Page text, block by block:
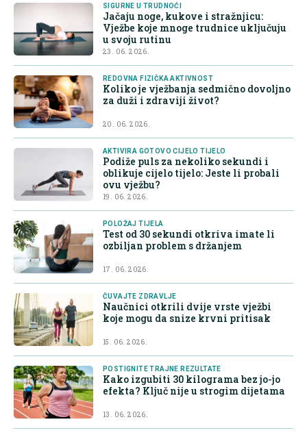
SIGURNE U TRUDNOĆI
Jačaju noge, kukove i stražnjicu:
Vježbe koje mnoge trudnice uključuju
u svoju rutinu
23. 06. 2026.
REDOVNA FIZIČKA AKTIVNOST
Koliko je vježbanja sedmično dovoljno
za duži i zdraviji život?
20. 06. 2026.
AKTIVIRA GOTOVO CIJELO TIJELO
Podiže puls za nekoliko sekundi i
oblikuje cijelo tijelo: Jeste li probali
ovu vježbu?
19. 06. 2026.
POLOŽAJ TIJELA
Test od 30 sekundi otkriva imate li
ozbiljan problem s držanjem
17. 06. 2026.
ČUVAJTE ZDRAVLJE
Naučnici otkrili dvije vrste vježbi
koje mogu da snize krvni pritisak
15. 06. 2026.
POSTIGNITE TRAJNE REZULTATE
Kako izgubiti 30 kilograma bez jo-jo
efekta? Ključ nije u strogim dijetama
13. 06. 2026.